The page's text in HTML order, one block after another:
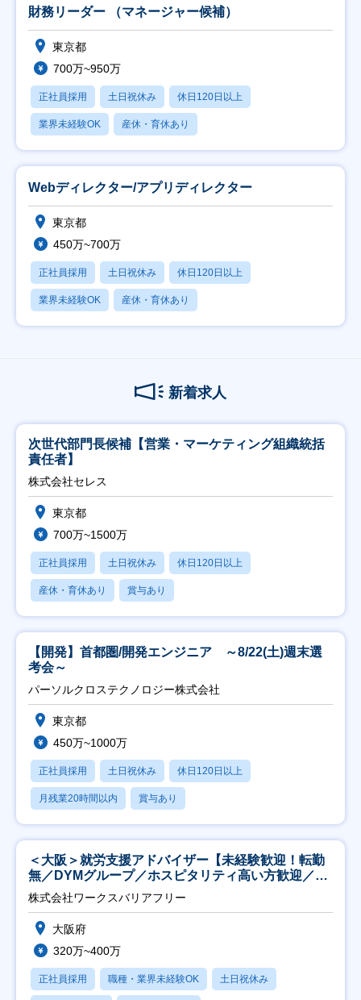
財務リーダー （マネージャー候補）
東京都
700万~950万
正社員採用 土日祝休み 休日120日以上
業界未経験OK 産休・育休あり
Webディレクター/アプリディレクター
東京都
450万~700万
正社員採用 土日祝休み 休日120日以上
業界未経験OK 産休・育休あり
新着求人
次世代部門長候補【営業・マーケティング組織統括
責任者】
株式会社セレス
東京都
700万~1500万
正社員採用 土日祝休み 休日120日以上
産休・育休あり 賞与あり
【開発】首都圏/開発エンジニア ～8/22(土)週末選
考会～
パーソルクロステクノロジー株式会社
東京都
450万~1000万
正社員採用 土日祝休み 休日120日以上
月残業20時間以内 賞与あり
＜大阪＞就労支援アドバイザー【未経験歓迎！転勤
無／DYMグループ／ホスピタリティ高い方歓迎／土
日祝】
株式会社ワークスバリアフリー
大阪府
320万~400万
正社員採用 職種・業界未経験OK 土日祝休み